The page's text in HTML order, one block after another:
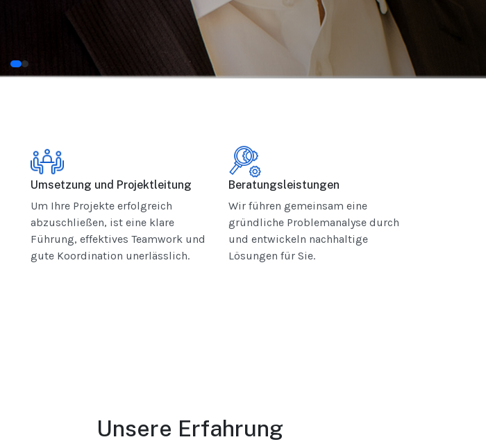
Umsetzung und Projektleitung
Um Ihre Projekte erfolgreich
abzuschließen, ist eine klare
Führung, effektives Teamwork und
gute Koordination unerlässlich.
Beratungsleistungen
Wir führen gemeinsam eine
gründliche Problemanalyse durch
und entwickeln nachhaltige
Lösungen für Sie.
Unsere Erfahrung